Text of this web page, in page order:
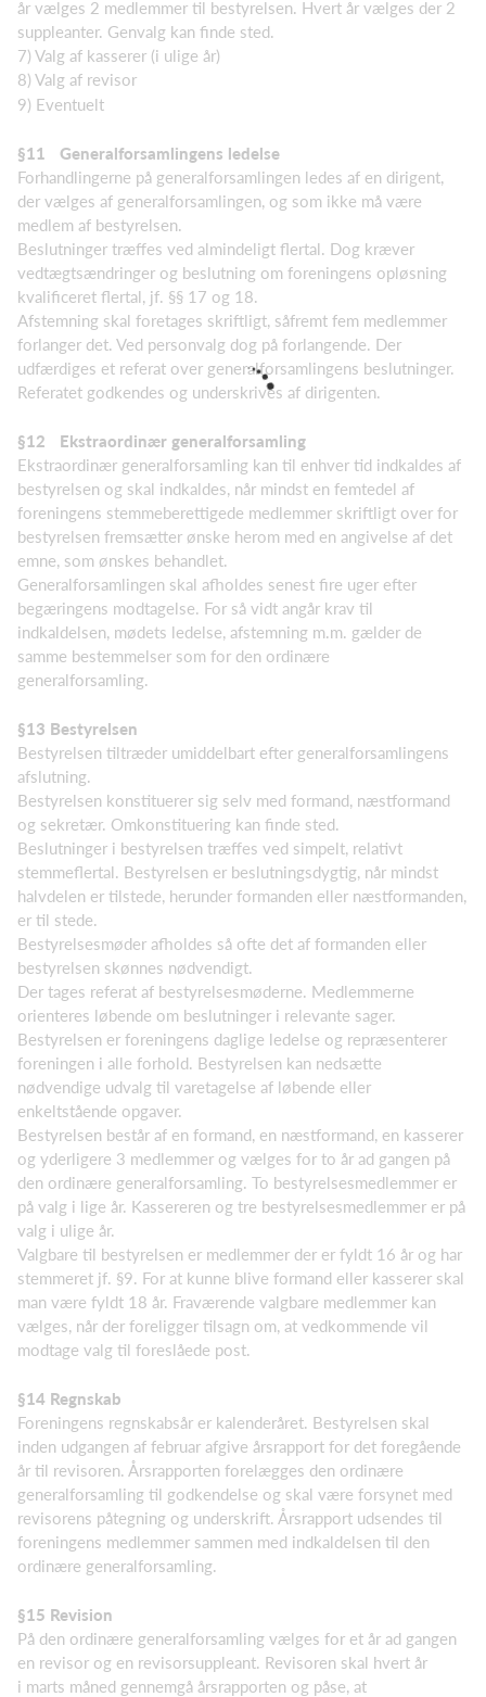
år vælges 2 medlemmer til bestyrelsen. Hvert år vælges der 2
suppleanter. Genvalg kan finde sted.
7) Valg af kasserer (i ulige år)
8) Valg af revisor
9) Eventuelt
§11
Generalforsamlingens ledelse
Forhandlingerne på generalforsamlingen ledes af en dirigent,
der vælges af generalforsamlingen, og som ikke må være
medlem af bestyrelsen.
Beslutninger træffes ved almindeligt flertal. Dog kræver
vedtægtsændringer og beslutning om foreningens opløsning
kvalificeret flertal, jf. §§ 17 og 18.
Afstemning skal foretages skriftligt, såfremt fem medlemmer
forlanger det. Ved personvalg dog på forlangende. Der
udfærdiges et referat over generalforsamlingens beslutninger.
Referatet godkendes og underskrives af dirigenten.
§12
Ekstraordinær generalforsamling
Ekstraordinær generalforsamling kan til enhver tid indkaldes af
bestyrelsen og skal indkaldes, når mindst en femtedel af
foreningens stemmeberettigede medlemmer skriftligt over for
bestyrelsen fremsætter ønske herom med en angivelse af det
emne, som ønskes behandlet.
Generalforsamlingen skal afholdes senest fire uger efter
begæringens modtagelse. For så vidt angår krav til
indkaldelsen, mødets ledelse, afstemning m.m. gælder de
samme bestemmelser som for den ordinære
generalforsamling.
§13 Bestyrelsen
Bestyrelsen tiltræder umiddelbart efter generalforsamlingens
afslutning.
Bestyrelsen konstituerer sig selv med formand, næstformand
og sekretær. Omkonstituering kan finde sted.
Beslutninger i bestyrelsen træffes ved simpelt, relativt
stemmeflertal. Bestyrelsen er beslutningsdygtig, når mindst
halvdelen er tilstede, herunder formanden eller næstformanden,
er til stede.
Bestyrelsesmøder afholdes så ofte det af formanden eller
bestyrelsen skønnes nødvendigt.
Der tages referat af bestyrelsesmøderne. Medlemmerne
orienteres løbende om beslutninger i relevante sager.
Bestyrelsen er foreningens daglige ledelse og repræsenterer
foreningen i alle forhold. Bestyrelsen kan nedsætte
nødvendige udvalg til varetagelse af løbende eller
enkeltstående opgaver.
Bestyrelsen består af en formand, en næstformand, en kasserer
og yderligere 3 medlemmer og vælges for to år ad gangen på
den ordinære generalforsamling. To bestyrelsesmedlemmer er
på valg i lige år. Kassereren og tre bestyrelsesmedlemmer er på
valg i ulige år.
Valgbare til bestyrelsen er medlemmer der er fyldt 16 år og har
stemmeret jf. §9. For at kunne blive formand eller kasserer skal
man være fyldt 18 år. Fraværende valgbare medlemmer kan
vælges, når der foreligger tilsagn om, at vedkommende vil
modtage valg til foreslåede post.
§14 Regnskab
Foreningens regnskabsår er kalenderåret. Bestyrelsen skal
inden udgangen af februar afgive årsrapport for det foregående
år til revisoren. Årsrapporten forelægges den ordinære
generalforsamling til godkendelse og skal være forsynet med
revisorens påtegning og underskrift. Årsrapport udsendes til
foreningens medlemmer sammen med indkaldelsen til den
ordinære generalforsamling.
§15 Revision
På den ordinære generalforsamling vælges for et år ad gangen
en revisor og en revisorsuppleant. Revisoren skal hvert år
i marts måned gennemgå årsrapporten og påse, at